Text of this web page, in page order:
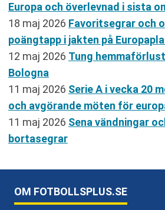
Europa och överlevnad i sista
18 maj 2026 Favoritsegrar och
poängtapp i jakten på
12 maj 2026 Tung
Bologna
11 maj 2026 Serie A i vecka 20
och avgörande möten för
11 maj 2026 Sena vändningar
bortasegrar
OM FOTBOLLSPLUS.SE